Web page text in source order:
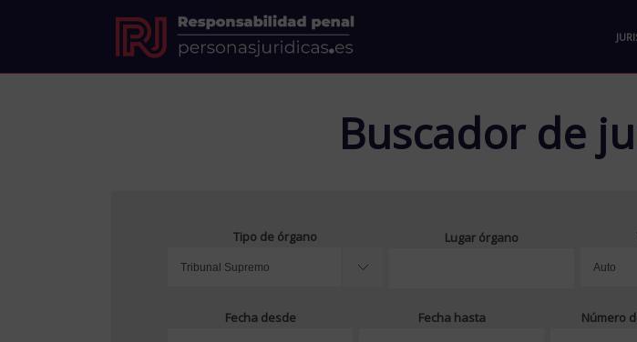
Buscador de
Tipo de órgano Lugar órgano
Fecha desde Fecha hasta Número